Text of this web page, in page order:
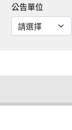
公告單位